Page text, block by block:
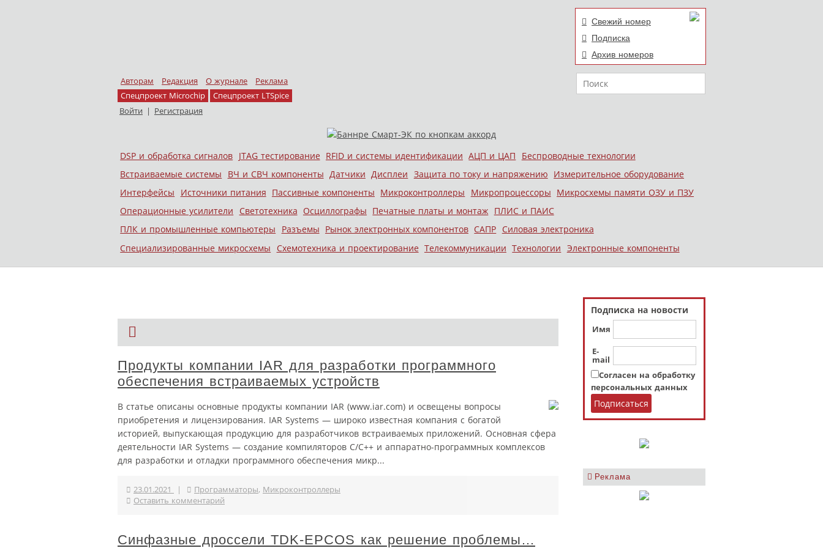
Авторам Редакция О журнале
Реклама
Спецпроект Microchip
Спецпроект LTSpice
Войти | Регистрация
Свежий номер
Подписка
Архив номеров
Поиск
Меню
Skip to content
DSP и обработка сигналов JTAG тестирование RFID и системы идентификации АЦП и ЦАП
Беспроводные технологии
Встраиваемые системы
ВЧ и СВЧ компоненты Датчики Дисплеи Защита по току и напряжению Измерительное оборудование
Интерфейсы
Источники питания Пассивные компоненты Микроконтроллеры Микропроцессоры Микросхемы памяти ОЗУ и ПЗУ
Операционные усилители
Светотехника Осциллографы Печатные платы и монтаж ПЛИС и ПАИС
ПЛК и промышленные компьютеры
Разъемы Рынок электронных компонентов САПР Силовая электроника
Специализированные микросхемы
Схемотехника и проектирование Телекоммуникации Технологии Электронные компоненты
Подписка на новости
Имя
E-
mail
Согласен на обработку
персональных данных
Реклама
Продукты компании IAR для разработки программного
обеспечения встраиваемых устройств
В статье описаны основные продукты компании IAR (www.iar.com) и освещены вопросы
приобретения и лицензирования. IAR Systems — широко известная компания с богатой
историей, выпускающая продукцию для разработчиков встраиваемых приложений. Основная сфера
деятельности IAR Systems — создание компиляторов С/С++ и аппаратно-программных комплексов
для разработки и отладки программного обеспечения микр...
23.01.2021 | Программаторы, Микроконтроллеры
Оставить комментарий
Синфазные дроссели TDK-EPCOS как решение проблемы…